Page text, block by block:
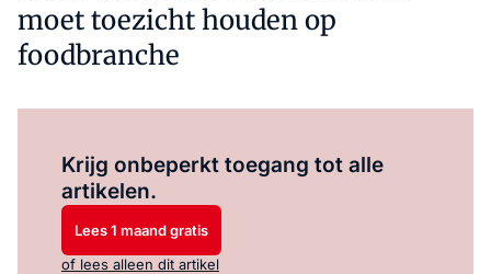
moet toezicht houden op
foodbranche
Krijg onbeperkt toegang tot alle
artikelen.
Lees 1 maand gratis
of lees alleen dit artikel